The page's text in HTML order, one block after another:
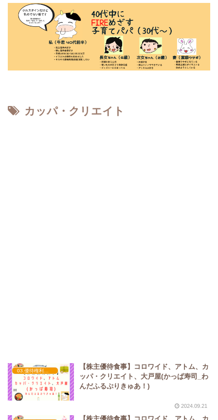
カッパ・クリエイト
【株主優待食事】コロワイド、アトム、カ
ッパ・クリエイト、大戸屋(かっぱ寿司_わ
んだふるぷりきゅあ！)
2024.09.21
【株主優待食事】コロワイド、アトム、カ